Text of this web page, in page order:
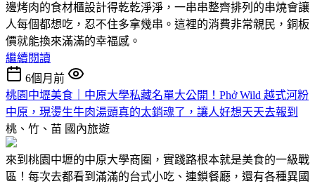
邊烤肉的食材櫃設計得乾乾淨淨，一串串整齊排列的串燒會讓
人每個都想吃，忍不住多拿幾串。這裡的消費非常親民，銅板
價就能換來滿滿的幸福感。
繼續閱讀
6個月前
桃園中壢美食｜中原大學私藏名單大公開！Phở Wild 越式河粉
中原，現燙生牛肉湯頭真的太銷魂了，讓人好想天天去報到
桃、竹、苗 國內旅遊
來到桃園中壢的中原大學商圈，實踐路根本就是美食的一級戰
區！每次去都看到滿滿的台式小吃、連鎖餐廳，還有各種異國